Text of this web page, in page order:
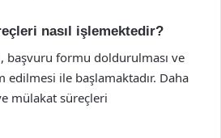
nasıl işlemektedir?
başvuru formu doldurulması ve
ile başlamaktadır. Daha
mülakat süreçleri